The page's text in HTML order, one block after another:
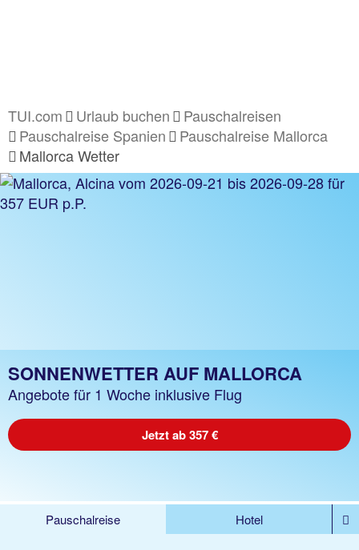
TUI.com Urlaub buchen
Pauschalreisen
Pauschalreise Spanien
Pauschalreise Mallorca
Mallorca Wetter
SONNENWETTER AUF MALLORCA
Angebote für 1 Woche inklusive Flug
Jetzt ab 357 €
Pauschalreise
Hotel